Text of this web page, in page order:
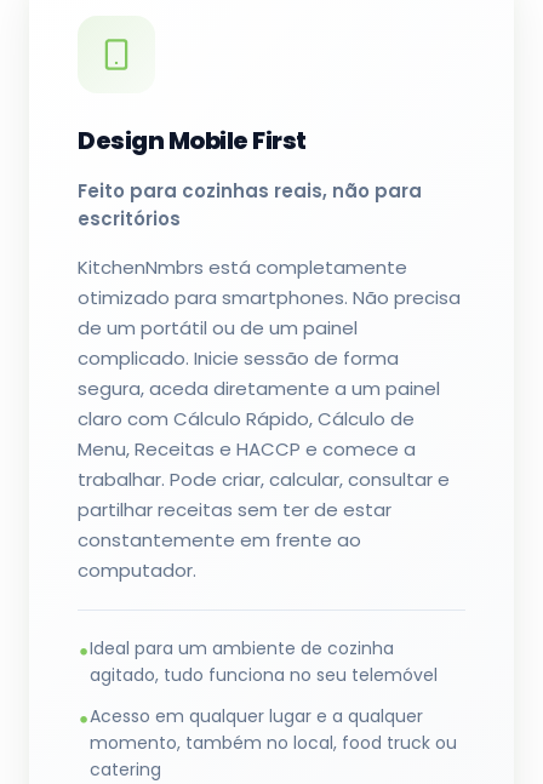
Design Mobile First
Feito para cozinhas reais, não para
escritórios
KitchenNmbrs está completamente
otimizado para smartphones. Não precisa
de um portátil ou de um painel
complicado. Inicie sessão de forma
segura, aceda diretamente a um painel
claro com Cálculo Rápido, Cálculo de
Menu, Receitas e HACCP e comece a
trabalhar. Pode criar, calcular, consultar e
partilhar receitas sem ter de estar
constantemente em frente ao
computador.
•Ideal para um ambiente de cozinha
agitado, tudo funciona no seu telemóvel
•Acesso em qualquer lugar e a qualquer
momento, também no local, food truck ou
catering